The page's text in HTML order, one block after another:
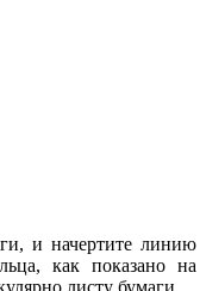
и начертите линию
как показано на